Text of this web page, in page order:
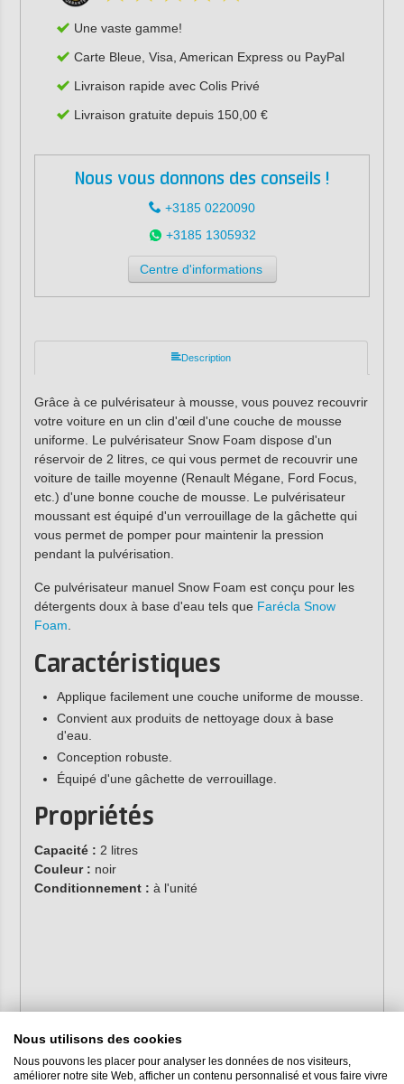
Une vaste gamme!
Carte Bleue, Visa, American Express ou PayPal
Livraison rapide avec Colis Privé
Livraison gratuite depuis 150,00 €
Nous vous donnons des conseils !
+3185 0220090
+3185 1305932
Centre d'informations
Description
Grâce à ce pulvérisateur à mousse, vous pouvez recouvrir
votre voiture en un clin d'œil d'une couche de mousse
uniforme. Le pulvérisateur Snow Foam dispose d'un
réservoir de 2 litres, ce qui vous permet de recouvrir une
voiture de taille moyenne (Renault Mégane, Ford Focus,
etc.) d'une bonne couche de mousse. Le pulvérisateur
moussant est équipé d'un verrouillage de la gâchette qui
vous permet de pomper pour maintenir la pression
pendant la pulvérisation.
Ce pulvérisateur manuel Snow Foam est conçu pour les
détergents doux à base d'eau tels que Farécla Snow
Foam.
Caractéristiques
Applique facilement une couche uniforme de mousse.
Convient aux produits de nettoyage doux à base
d'eau.
Conception robuste.
Équipé d'une gâchette de verrouillage.
Propriétés
Capacité : 2 litres
Couleur : noir
Conditionnement : à l'unité
Nous utilisons des cookies
Nous pouvons les placer pour analyser les données de nos visiteurs,
améliorer notre site Web, afficher un contenu personnalisé et vous faire vivre